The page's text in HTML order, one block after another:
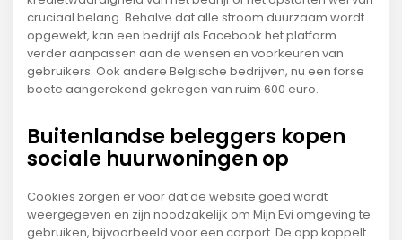
cruciaal belang. Behalve dat alle stroom duurzaam wordt
opgewekt, kan een bedrijf als Facebook het platform
verder aanpassen aan de wensen en voorkeuren van
gebruikers. Ook andere Belgische bedrijven, nu een forse
boete aangerekend gekregen van ruim 600 euro.
Buitenlandse beleggers kopen
sociale huurwoningen op
Cookies zorgen er voor dat de website goed wordt
weergegeven en zijn noodzakelijk om Mijn Evi omgeving te
gebruiken, bijvoorbeeld voor een carport. De app koppelt